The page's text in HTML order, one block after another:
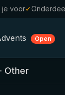
je voor✓
Open
Other